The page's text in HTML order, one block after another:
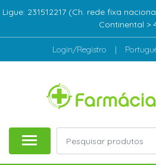
Ligue: 231512217 (Ch. rede fixa
Continental >
Login/Registro |